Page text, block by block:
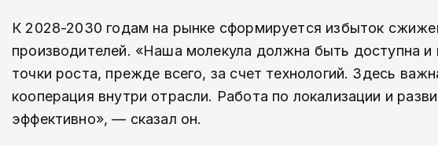
К 2028-2030 годам на рынке сформируется избыток
производителей. «Наша молекула должна быть доступна
точки роста, прежде всего, за счет технологий. Здесь
кооперация внутри отрасли. Работа по локализации и
эффективно», — сказал он.